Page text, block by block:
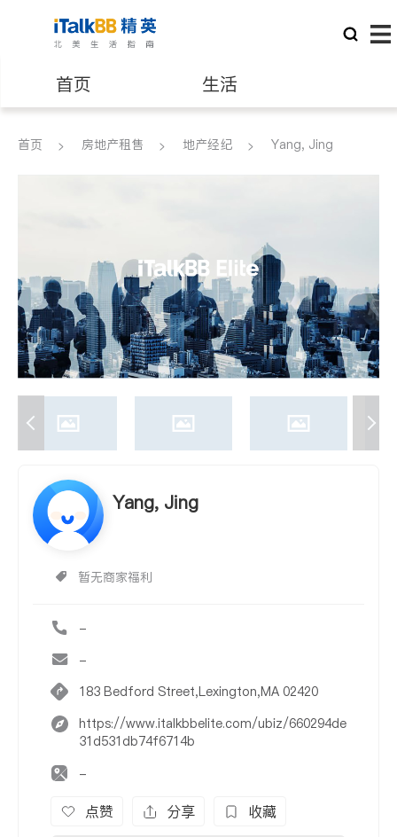
首页 生活
医生 律师
养老 非盈利组织
首页 房地产租售 地产经纪 Yang, Jing
Yang, Jing
暂无商家福利
-
-
183 Bedford Street,Lexington,MA 02420
https://www.italkbbelite.com/ubiz/660294de
31d531db74f6714b
-
点赞 分享 收藏